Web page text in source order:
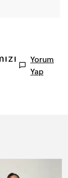
Yorum
Yap